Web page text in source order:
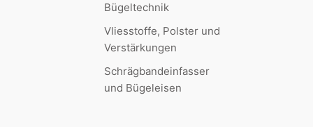
Bügeltechnik
Vliesstoffe, Polster und
Verstärkungen
Schrägbandeinfasser
und Bügeleisen